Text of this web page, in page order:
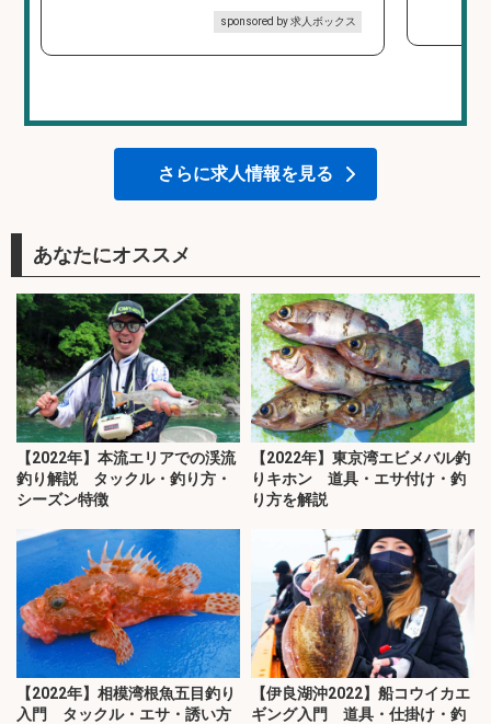
sponsored by 求人ボックス
さらに求人情報を見る
あなたにオススメ
【2022年】本流エリアでの渓流
釣り解説 タックル・釣り方・
シーズン特徴
【2022年】東京湾エビメバル釣
りキホン 道具・エサ付け・釣
り方を解説
【2022年】相模湾根魚五目釣り
入門 タックル・エサ・誘い方
【伊良湖沖2022】船コウイカエ
ギング入門 道具・仕掛け・釣